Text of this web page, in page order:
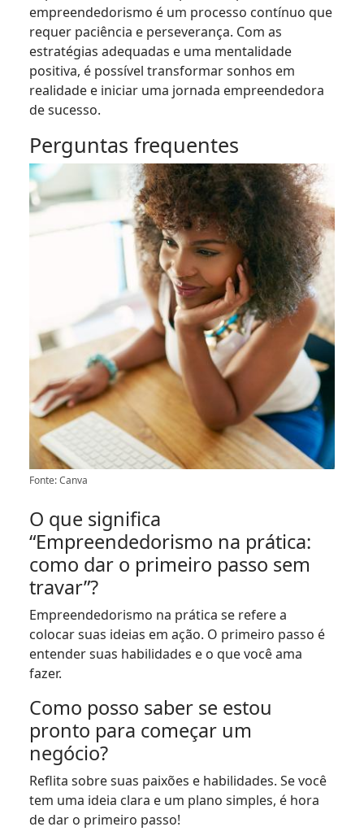
empreendedorismo é um processo contínuo que
requer paciência e perseverança. Com as
estratégias adequadas e uma mentalidade
positiva, é possível transformar sonhos em
realidade e iniciar uma jornada empreendedora
de sucesso.
Perguntas frequentes
Fonte: Canva
O que significa
“Empreendedorismo na prática:
como dar o primeiro passo sem
travar”?
Empreendedorismo na prática se refere a
colocar suas ideias em ação. O primeiro passo é
entender suas habilidades e o que você ama
fazer.
Como posso saber se estou
pronto para começar um
negócio?
Reflita sobre suas paixões e habilidades. Se você
tem uma ideia clara e um plano simples, é hora
de dar o primeiro passo!